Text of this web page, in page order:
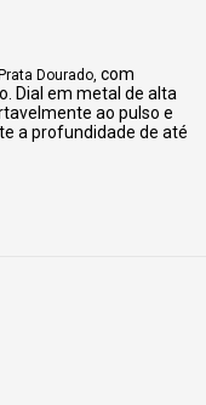
Dourado, com
Dial em metal de alta
ao pulso e
a profundidade de até